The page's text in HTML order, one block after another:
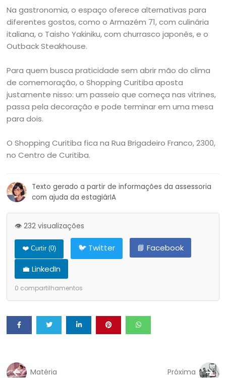
Na gastronomia, o espaço oferece alternativas para
diferentes gostos, como o Armazém 71, com culinária
italiana, o Taisho Yakiniku, com churrasco japonês, e o
Outback Steakhouse.
Para quem busca praticidade sem abrir mão do clima
de comemoração, o Shopping Curitiba aposta
justamente nisso: um passeio que começa nas vitrines,
passa pela decoração e pode terminar em uma mesa
para dois.
O Shopping Curitiba fica na Rua Brigadeiro Franco, 2300,
no Centro de Curitiba.
Texto gerado a partir de informações da assessoria
com ajuda da estagiárIA
👁️ 232 visualizações
❤️ Curtir (0) 🐦 Twitter
📘 Facebook
💼 LinkedIn
0 compartilhamentos
Matéria
Próxima